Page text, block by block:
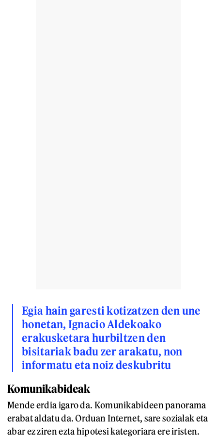
Egia hain garesti kotizatzen den une
honetan, Ignacio Aldekoako
erakusketara hurbiltzen den
bisitariak badu zer arakatu, non
informatu eta noiz deskubritu
Komunikabideak
Mende erdia igaro da. Komunikabideen panorama
erabat aldatu da. Orduan Internet, sare sozialak eta
abar ez ziren ezta hipotesi kategoriara ere iristen.